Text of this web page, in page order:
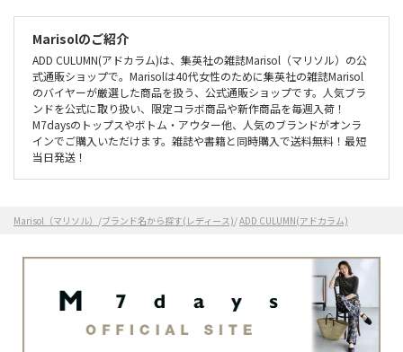
Marisolのご紹介
ADD CULUMN(アドカラム)は、集英社の雑誌Marisol（マリソル）の公
式通販ショップで。Marisolは40代女性のために集英社の雑誌Marisol
のバイヤーが厳選した商品を扱う、公式通販ショップです。人気ブラ
ンドを公式に取り扱い、限定コラボ商品や新作商品を毎週入荷！
M7daysのトップスやボトム・アウター他、人気のブランドがオンラ
インでご購入いただけます。雑誌や書籍と同時購入で送料無料！最短
当日発送！
Marisol（マリソル） /ブランド名から探す(レディース)/ADD CULUMN(アドカラム)